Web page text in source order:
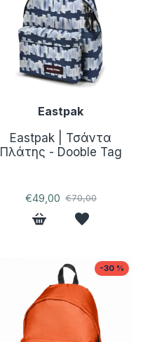
Eastpak
Eastpak | Τσάντα
Πλάτης - Dooble Tag
€49,00 €70,00
-30 %